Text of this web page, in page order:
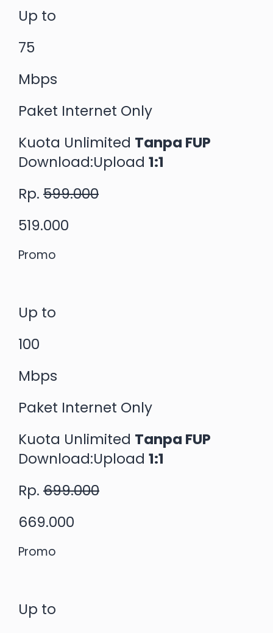
Up to
75
Mbps
Paket Internet Only
Kuota Unlimited Tanpa FUP
Download:Upload 1:1
Rp. 599.000
519.000
Promo
Up to
100
Mbps
Paket Internet Only
Kuota Unlimited Tanpa FUP
Download:Upload 1:1
Rp. 699.000
669.000
Promo
Up to